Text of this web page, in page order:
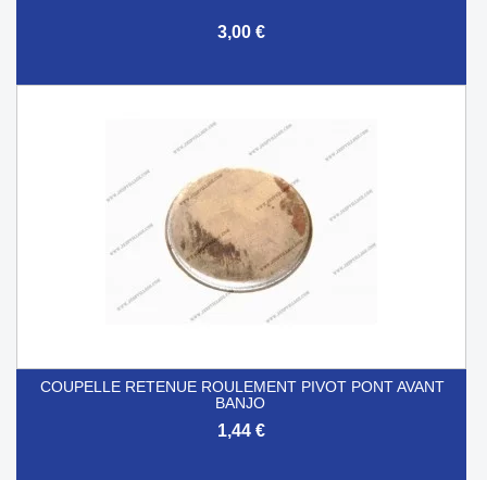
3,00 €
COUPELLE RETENUE ROULEMENT PIVOT PONT AVANT
BANJO
1,44 €